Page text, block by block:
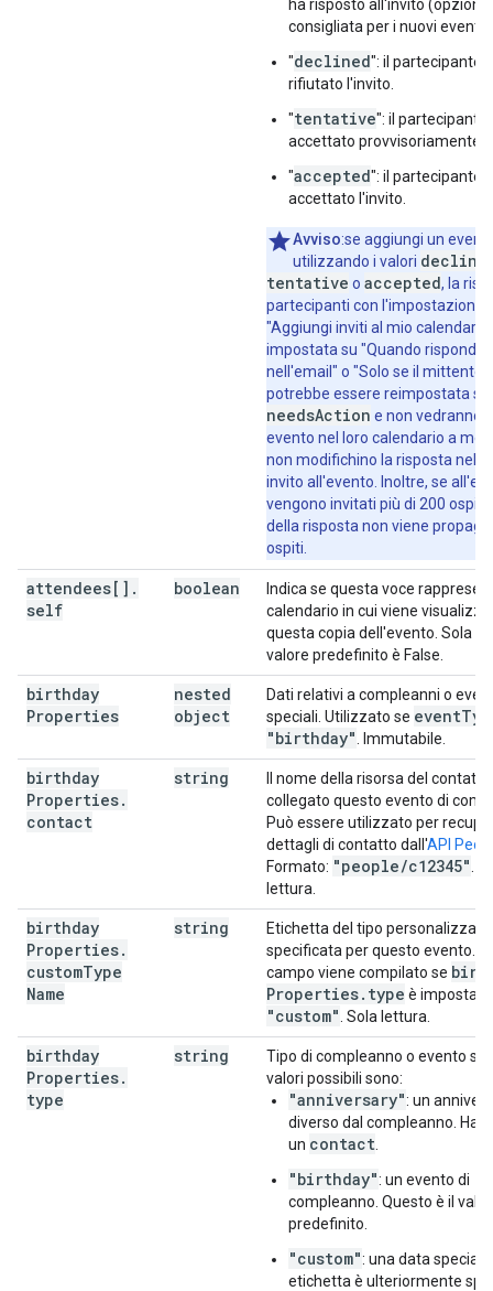
"workingLocationProperties":
,
string,
"outOfOfficeProperties":
string,
string
string ,
string,
"attachments": [
,
"iconLink": string
,
"fileId"
: string
],
"birthdayProperties"
"contact"
"type"
string
}
ha risposto all'invito (opzione
consigliata per i nuovi eventi).
"declined": il partecipante
rifiutato l'invito.
"tentative": il partecipante
accettato provvisoriamente
"accepted": il partecipante
accettato l'invito.
Avviso:se aggiungi un
utilizzando i valori
tentative o accepted, la
partecipanti con l'impostazione
"Aggiungi inviti al mio calendario"
impostata su "Quando rispondo
nell'email" o "Solo se il mittente
potrebbe essere reimpostata su
needsAction e non vedranno
evento nel loro calendario a
non modifichino la risposta
invito all'evento. Inoltre, se
vengono invitati più di 200
della risposta non viene
ospiti.
attendees[] .
self
boolean
Indica se questa voce
calendario in cui viene
questa copia dell'evento. Sola
valore predefinito è False.
birthday
Properties
nested
object
Dati relativi a compleanni o
speciali. Utilizzato se event
"birthday"
. Immutabile.
birthday
Properties.
contact
string
Il nome della risorsa del
collegato questo evento di
Può essere utilizzato per
dettagli di contatto dall'API
Formato: "people/c12345"
lettura.
birthday
Properties.
customType
Name
string
Etichetta del tipo personalizzato
specificata per questo evento.
campo viene compilato se
Properties. type è
"custom" . Sola lettura.
birthday
Properties.
type
string
Tipo di compleanno o evento
valori possibili sono:
"anniversary": un
diverso dal compleanno. Ha
un contact
"birthday": un evento di
compleanno. Questo è il
predefinito.
"custom": una data
etichetta è ulteriormente